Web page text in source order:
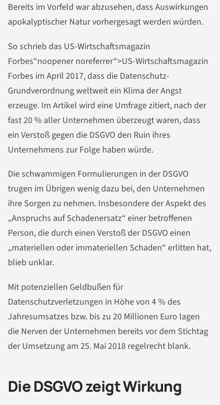
Bereits im Vorfeld war abzusehen, dass Auswirkungen
apokalyptischer Natur vorhergesagt werden würden.
So schrieb das US-Wirtschaftsmagazin
Forbes“noopener noreferrer“>US-Wirtschaftsmagazin
Forbes im April 2017, dass die Datenschutz-
Grundverordnung weltweit ein Klima der Angst
erzeuge. Im Artikel wird eine Umfrage zitiert, nach der
fast 20 % aller Unternehmen überzeugt waren, dass
ein Verstoß gegen die DSGVO den Ruin ihres
Unternehmens zur Folge haben würde.
Die schwammigen Formulierungen in der DSGVO
trugen im Übrigen wenig dazu bei, den Unternehmen
ihre Sorgen zu nehmen. Insbesondere der Aspekt des
„Anspruchs auf Schadenersatz“ einer betroffenen
Person, die durch einen Verstoß der DSGVO einen
„materiellen oder immateriellen Schaden“ erlitten hat,
blieb unklar.
Mit potenziellen Geldbußen für
Datenschutzverletzungen in Höhe von 4 % des
Jahresumsatzes bzw. bis zu 20 Millionen Euro lagen
die Nerven der Unternehmen bereits vor dem Stichtag
der Umsetzung am 25. Mai 2018 regelrecht blank.
Die DSGVO zeigt Wirkung